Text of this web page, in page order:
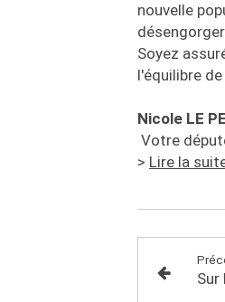
nouvelle
Soyez
l'équilibre
Nicole LE
Votre
> Lire la